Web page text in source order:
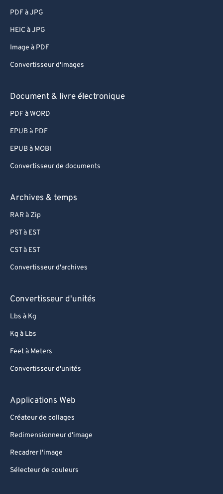
PDF à JPG
HEIC à JPG
Image à PDF
Convertisseur d'images
Document & livre électronique
PDF à WORD
EPUB à PDF
EPUB à MOBI
Convertisseur de documents
Archives & temps
RAR à Zip
PST à EST
CST à EST
Convertisseur d'archives
Convertisseur d'unités
Lbs à Kg
Kg à Lbs
Feet à Meters
Convertisseur d'unités
Applications Web
Créateur de collages
Redimensionneur d'image
Recadrer l'image
Sélecteur de couleurs